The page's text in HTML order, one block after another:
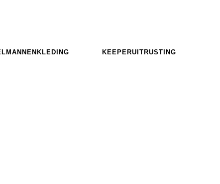
KEEPERUITRUSTING